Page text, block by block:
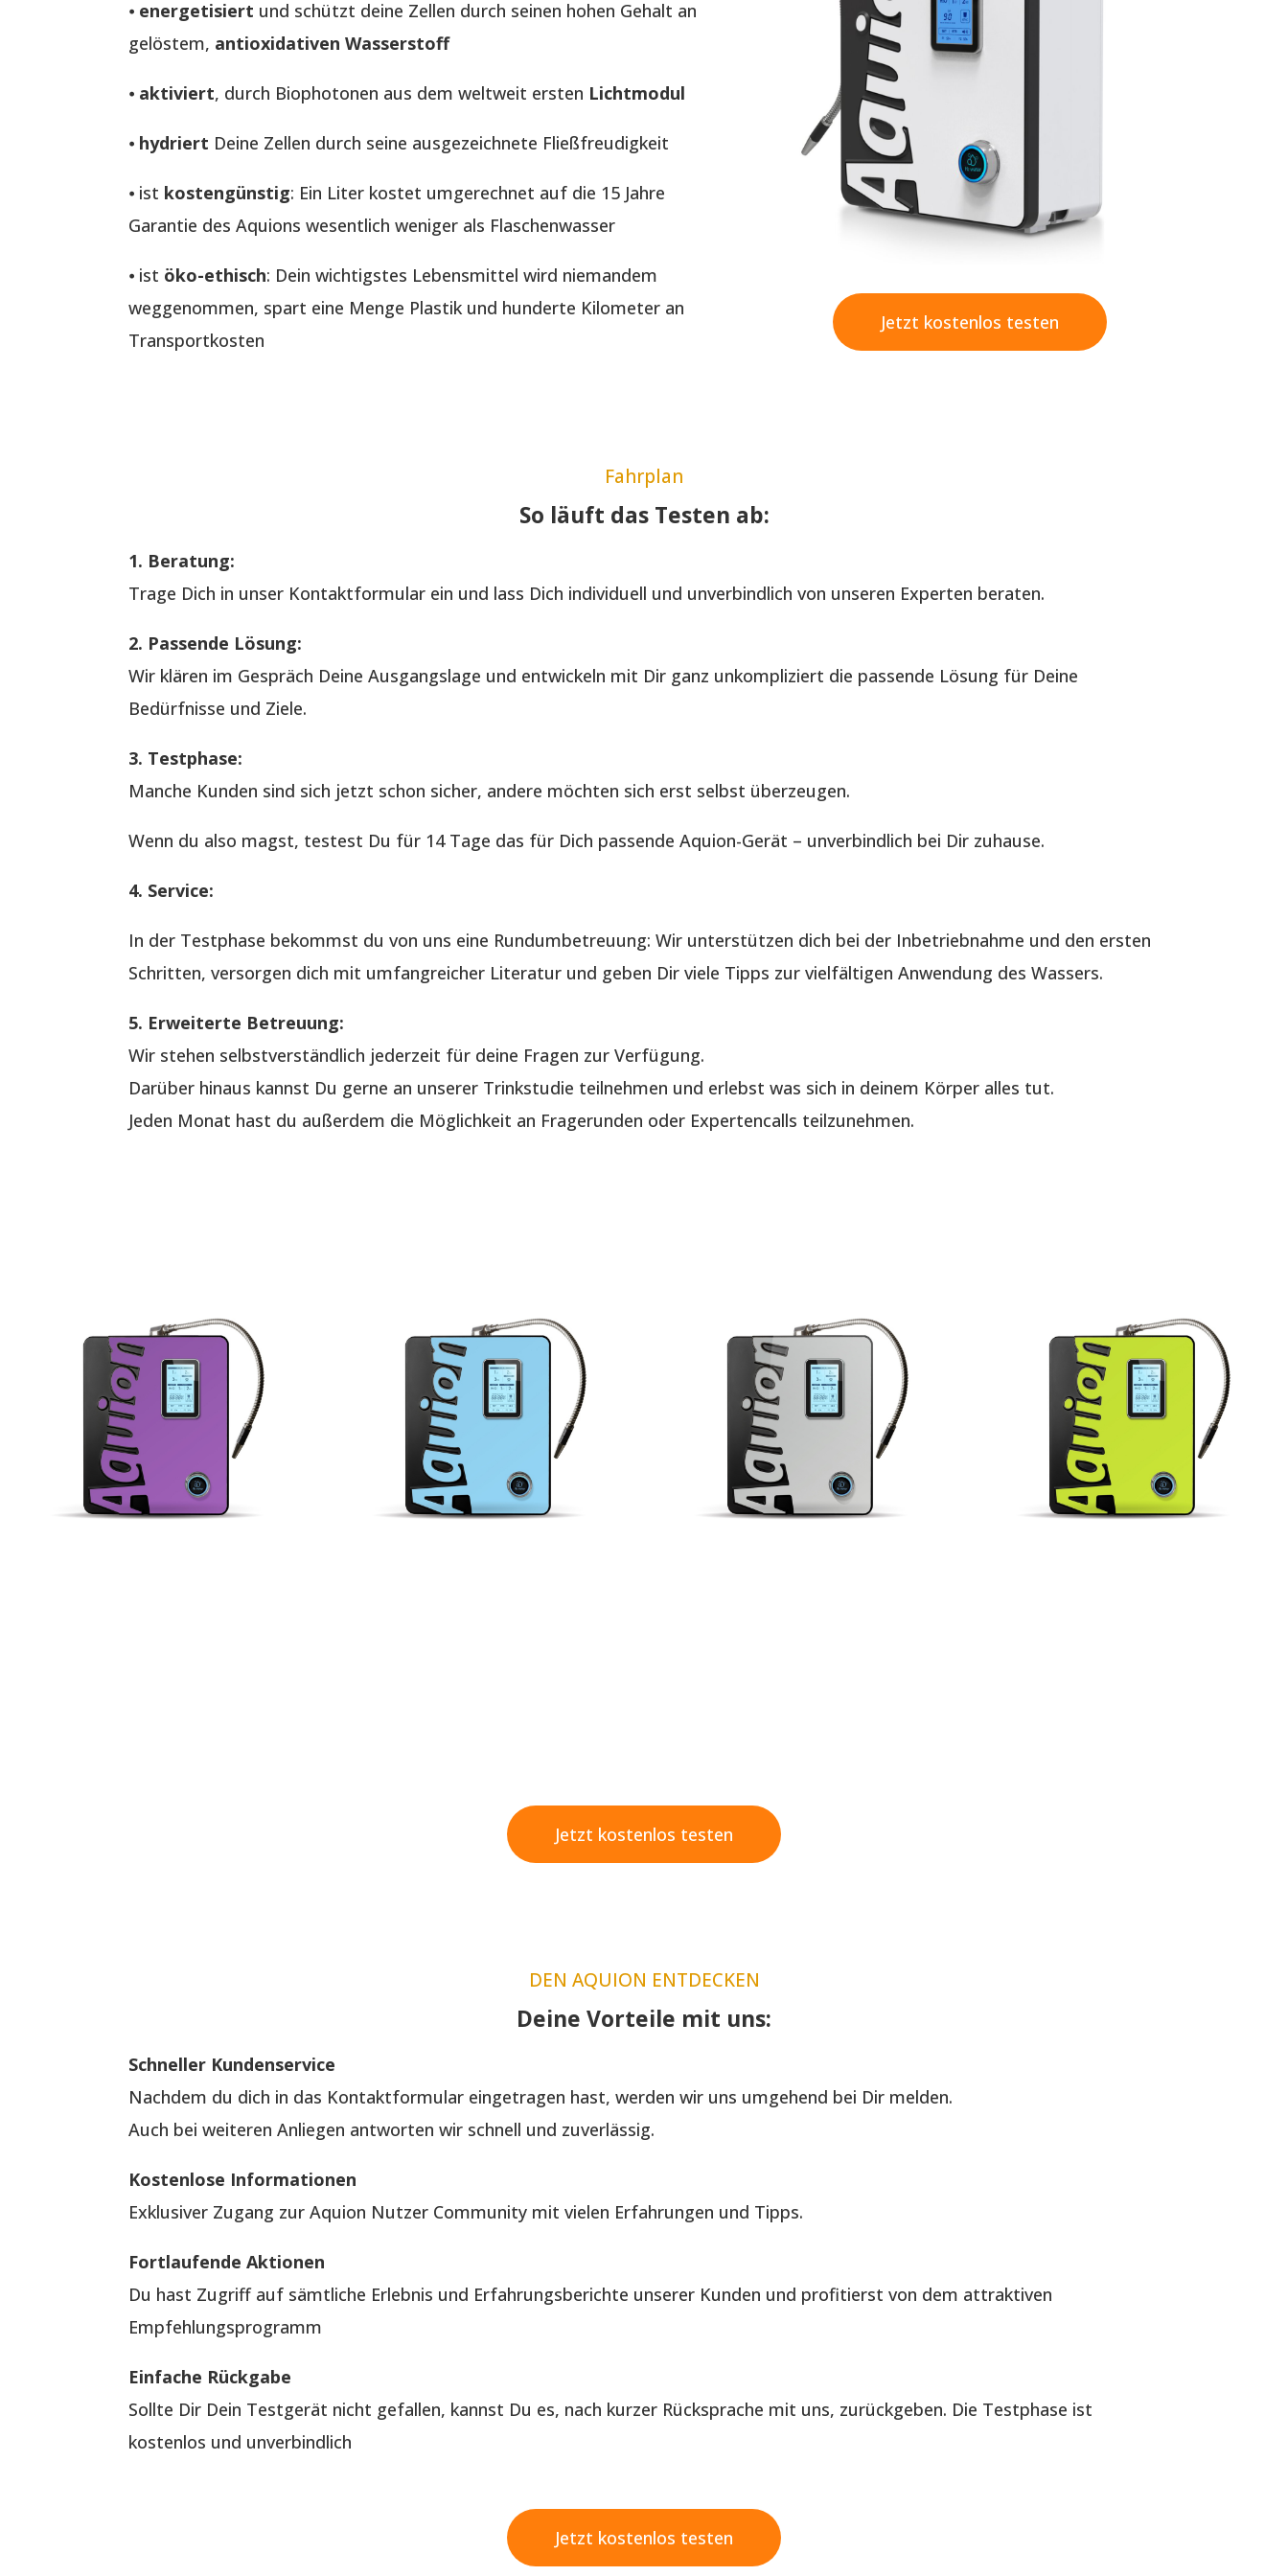
⦁ energetisiert und schützt deine Zellen durch seinen hohen Gehalt an
gelöstem, antioxidativen Wasserstoff
⦁ aktiviert, durch Biophotonen aus dem weltweit ersten Lichtmodul
⦁ hydriert Deine Zellen durch seine ausgezeichnete Fließfreudigkeit
⦁ ist kostengünstig: Ein Liter kostet umgerechnet auf die 15 Jahre
Garantie des Aquions wesentlich weniger als Flaschenwasser
⦁ ist öko-ethisch: Dein wichtigstes Lebensmittel wird niemandem
weggenommen, spart eine Menge Plastik und hunderte Kilometer an
Transportkosten
Jetzt kostenlos testen
Fahrplan
So läuft das Testen ab:
1. Beratung:
Trage Dich in unser Kontaktformular ein und lass Dich individuell und unverbindlich von unseren Experten beraten.
2. Passende Lösung:
Wir klären im Gespräch Deine Ausgangslage und entwickeln mit Dir ganz unkompliziert die passende Lösung für Deine
Bedürfnisse und Ziele.
3. Testphase:
Manche Kunden sind sich jetzt schon sicher, andere möchten sich erst selbst überzeugen.
Wenn du also magst, testest Du für 14 Tage das für Dich passende Aquion-Gerät – unverbindlich bei Dir zuhause.
4. Service:
In der Testphase bekommst du von uns eine Rundumbetreuung: Wir unterstützen dich bei der Inbetriebnahme und den ersten
Schritten, versorgen dich mit umfangreicher Literatur und geben Dir viele Tipps zur vielfältigen Anwendung des Wassers.
5. Erweiterte Betreuung:
Wir stehen selbstverständlich jederzeit für deine Fragen zur Verfügung.
Darüber hinaus kannst Du gerne an unserer Trinkstudie teilnehmen und erlebst was sich in deinem Körper alles tut.
Jeden Monat hast du außerdem die Möglichkeit an Fragerunden oder Expertencalls teilzunehmen.
Jetzt kostenlos testen
DEN AQUION ENTDECKEN
Deine Vorteile mit uns:
Schneller Kundenservice
Nachdem du dich in das Kontaktformular eingetragen hast, werden wir uns umgehend bei Dir melden.
Auch bei weiteren Anliegen antworten wir schnell und zuverlässig.
Kostenlose Informationen
Exklusiver Zugang zur Aquion Nutzer Community mit vielen Erfahrungen und Tipps.
Fortlaufende Aktionen
Du hast Zugriff auf sämtliche Erlebnis und Erfahrungsberichte unserer Kunden und profitierst von dem attraktiven
Empfehlungsprogramm
Einfache Rückgabe
Sollte Dir Dein Testgerät nicht gefallen, kannst Du es, nach kurzer Rücksprache mit uns, zurückgeben. Die Testphase ist
kostenlos und unverbindlich
Jetzt kostenlos testen